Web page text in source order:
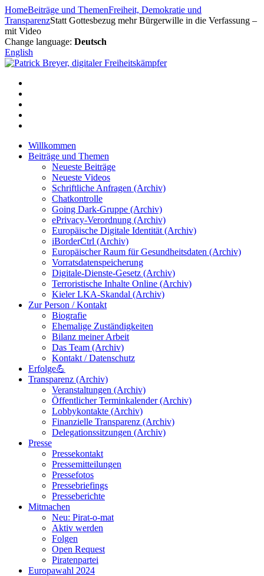
Zum
Inhalt
springen
HomeBeiträge und ThemenFreiheit, Demokratie und
TransparenzStatt Gottesbezug mehr Bürgerwille in die Verfassung –
mit Video
Change language: Deutsch
English
Willkommen
Beiträge und Themen
Neueste Beiträge
Neueste Videos
Schriftliche Anfragen (Archiv)
Chatkontrolle
Going Dark-Gruppe (Archiv)
ePrivacy-Verordnung (Archiv)
Europäische Digitale Identität (Archiv)
iBorderCtrl (Archiv)
Europäischer Raum für Gesundheitsdaten (Archiv)
Vorratsdatenspeicherung
Digitale-Dienste-Gesetz (Archiv)
Terroristische Inhalte Online (Archiv)
Kieler LKA-Skandal (Archiv)
Zur Person / Kontakt
Biografie
Ehemalige Zuständigkeiten
Bilanz meiner Arbeit
Das Team (Archiv)
Kontakt / Datenschutz
Erfolge💪
Transparenz (Archiv)
Veranstaltungen (Archiv)
Öffentlicher Terminkalender (Archiv)
Lobbykontakte (Archiv)
Finanzielle Transparenz (Archiv)
Delegationssitzungen (Archiv)
Presse
Pressekontakt
Pressemitteilungen
Pressefotos
Pressebriefings
Presseberichte
Mitmachen
Neu: Pirat-o-mat
Aktiv werden
Folgen
Open Request
Piratenpartei
Europawahl 2024